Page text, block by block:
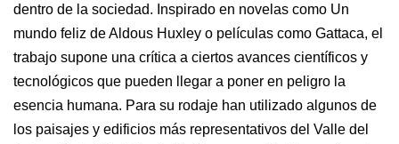
dentro de la sociedad. Inspirado en novelas como Un
mundo feliz de Aldous Huxley o películas como Gattaca, el
trabajo supone una crítica a ciertos avances científicos y
tecnológicos que pueden llegar a poner en peligro la
esencia humana. Para su rodaje han utilizado algunos de
los paisajes y edificios más representativos del Valle del